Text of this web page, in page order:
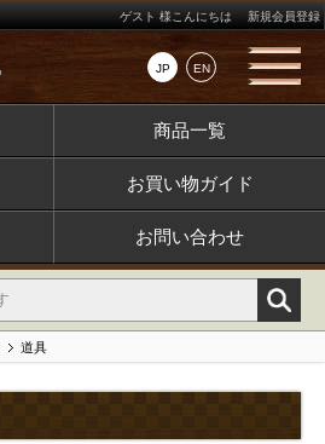
JP EN
ゲスト 様こんにちは 新規会員登録
商品一覧
お買い物ガイド
お問い合わせ
道具